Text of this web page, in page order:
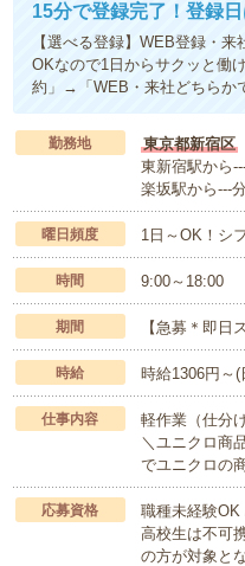
15分で登録完了！登録
【選べる登録】WEB登録・
OKなので1日からサクッと働
約」→「WEB・来社どちらか
勤務地
東京都新宿区
東新宿駅から
楽坂駅から---分
曜日頻度 1日～OK！シ
時間 9:00～18:00
期間 【急募＊即日
時給 時給1306円
仕事内容
軽作業（仕分
＼ユニクロ商
でユニクロの
応募資格
職種未経験
高校生は不可
の方が対象と